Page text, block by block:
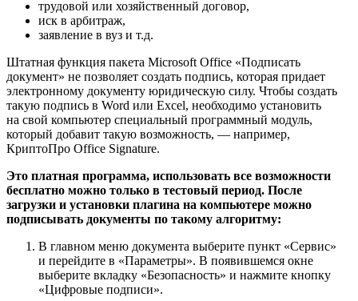
трудовой или хозяйственный договор,
иск в арбитраж,
заявление в вуз и т.д.
Штатная функция пакета Microsoft Office «Подписать
документ» не позволяет создать подпись, которая придает
электронному документу юридическую силу. Чтобы создать
такую подпись в Word или Excel, необходимо установить
на свой компьютер специальный программный модуль,
который добавит такую возможность, — например,
КриптоПро Office Signature.
Это платная программа, использовать все возможности
бесплатно можно только в тестовый период. После
загрузки и установки плагина на компьютере можно
подписывать документы по такому алгоритму:
В главном меню документа выберите пункт «Сервис»
и перейдите в «Параметры». В появившемся окне
выберите вкладку «Безопасность» и нажмите кнопку
«Цифровые подписи».